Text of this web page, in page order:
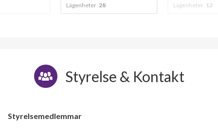
Lägenheter 28
Lägenheter 12
Styrelse & Kontakt
Styrelsemedlemmar